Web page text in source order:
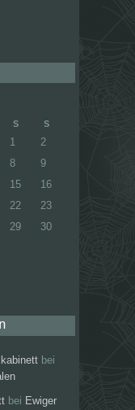
S S
1
2
8
9
15
16
22
23
29
30
bei
bei Ewiger